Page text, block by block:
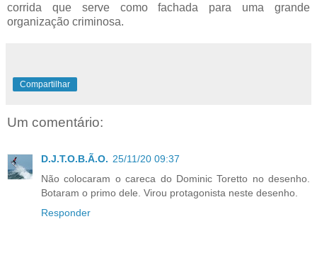
corrida que serve como fachada para uma grande
organização criminosa.
Compartilhar
Um comentário:
D.J.T.O.B.Ã.O. 25/11/20 09:37
Não colocaram o careca do Dominic Toretto no desenho.
Botaram o primo dele. Virou protagonista neste desenho.
Responder